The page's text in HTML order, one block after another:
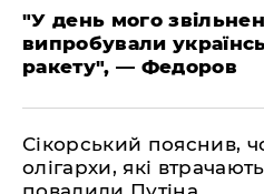
​"У день мого
випробували
ракету", — Федоров
​Сікорський пояснив,
олігархи, які